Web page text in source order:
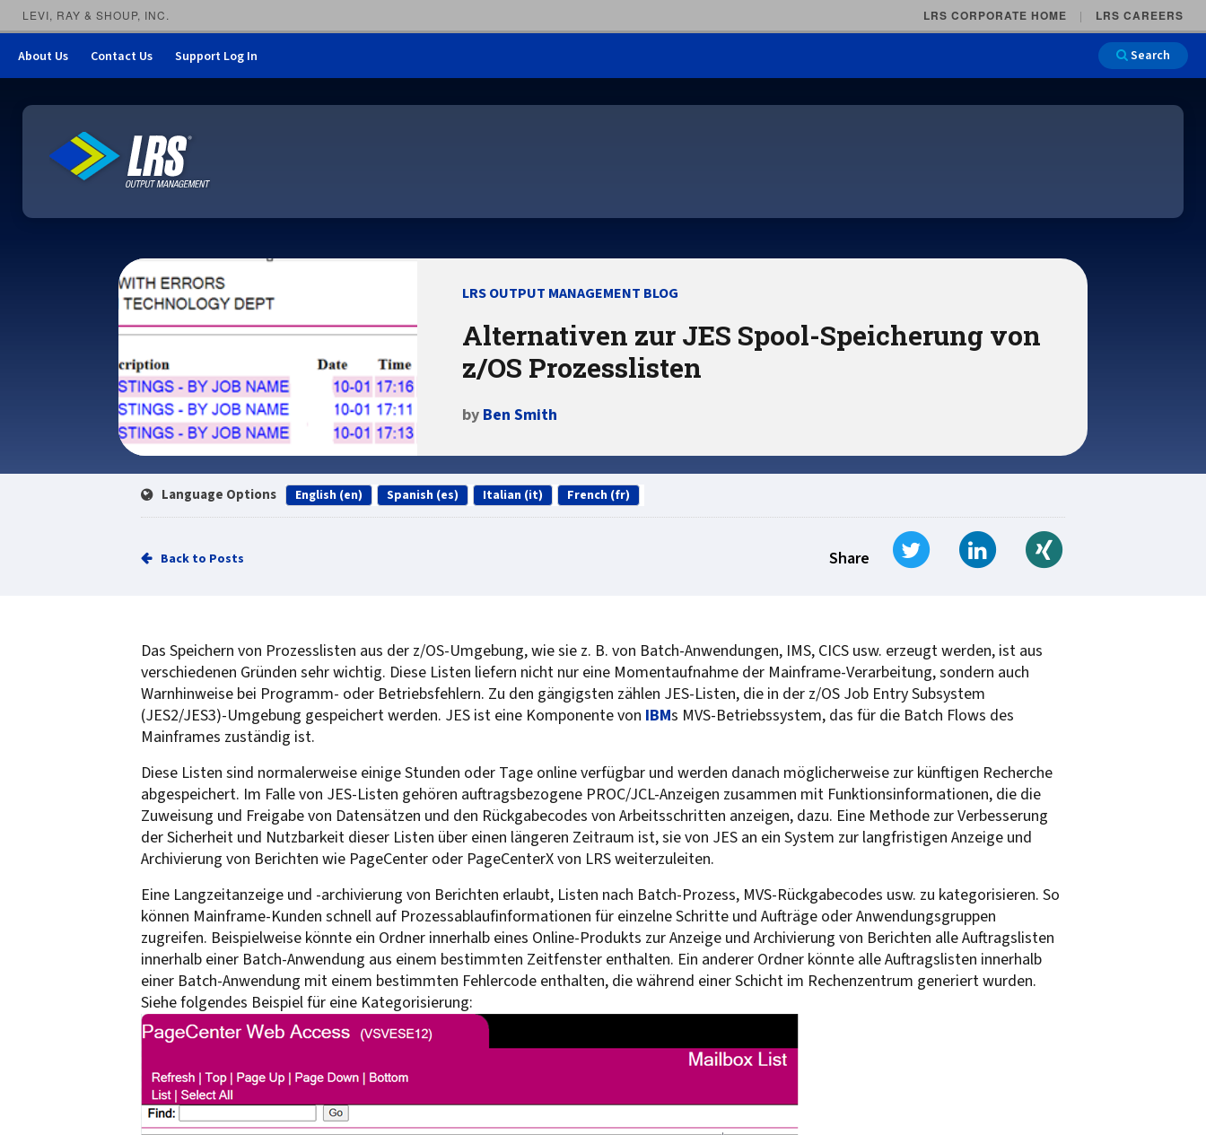
LEVI, RAY & SHOUP, INC. LRS CORPORATE HOME LRS CAREERS
About Us Contact Us Support Log In Search
LRS Output Management
LRS OUTPUT MANAGEMENT BLOG
Alternativen zur JES Spool-Speicherung von
z/OS Prozesslisten
by Ben Smith
Language Options English (en) Spanish (es) Italian (it) French (fr)
Back to Posts Share
Tweet Share on LinkedIn
Das Speichern von Prozesslisten aus der z/OS-Umgebung, wie sie z. B. von Batch-Anwendungen, IMS, CICS usw. erzeugt werden, ist aus
verschiedenen Gründen sehr wichtig. Diese Listen liefern nicht nur eine Momentaufnahme der Mainframe-Verarbeitung, sondern auch
Warnhinweise bei Programm- oder Betriebsfehlern. Zu den gängigsten zählen JES-Listen, die in der z/OS Job Entry Subsystem
(JES2/JES3)-Umgebung gespeichert werden. JES ist eine Komponente von IBMs MVS-Betriebssystem, das für die Batch Flows des
Mainframes zuständig ist.
Diese Listen sind normalerweise einige Stunden oder Tage online verfügbar und werden danach möglicherweise zur künftigen Recherche
abgespeichert. Im Falle von JES-Listen gehören auftragsbezogene PROC/JCL-Anzeigen zusammen mit Funktionsinformationen, die die
Zuweisung und Freigabe von Datensätzen und den Rückgabecodes von Arbeitsschritten anzeigen, dazu. Eine Methode zur Verbesserung
der Sicherheit und Nutzbarkeit dieser Listen über einen längeren Zeitraum ist, sie von JES an ein System zur langfristigen Anzeige und
Archivierung von Berichten wie PageCenter oder PageCenterX von LRS weiterzuleiten.
Eine Langzeitanzeige und -archivierung von Berichten erlaubt, Listen nach Batch-Prozess, MVS-Rückgabecodes usw. zu kategorisieren. So
können Mainframe-Kunden schnell auf Prozessablaufinformationen für einzelne Schritte und Aufträge oder Anwendungsgruppen
zugreifen. Beispielweise könnte ein Ordner innerhalb eines Online-Produkts zur Anzeige und Archivierung von Berichten alle Auftragslisten
innerhalb einer Batch-Anwendung aus einem bestimmten Zeitfenster enthalten. Ein anderer Ordner könnte alle Auftragslisten innerhalb
einer Batch-Anwendung mit einem bestimmten Fehlercode enthalten, die während einer Schicht im Rechenzentrum generiert wurden.
Siehe folgendes Beispiel für eine Kategorisierung: